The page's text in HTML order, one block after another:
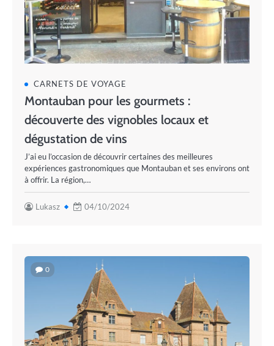
CARNETS DE VOYAGE
Montauban pour les gourmets :
découverte des vignobles locaux et
dégustation de vins
J’ai eu l’occasion de découvrir certaines des meilleures
expériences gastronomiques que Montauban et ses environs ont
à offrir. La région,…
Lukasz 04/10/2024
0